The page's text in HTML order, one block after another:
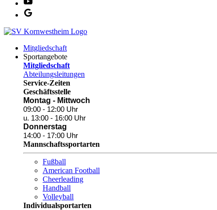
Mitgliedschaft
Sportangebote
Mitgliedschaft
Abteilungsleitungen
Service-Zeiten
Geschäftsstelle
Montag - Mittwoch
09:00 - 12:00 Uhr
u. 13:00 - 16:00 Uhr
Donnerstag
14:00 - 17:00 Uhr
Mannschaftssportarten
Fußball
American Football
Cheerleading
Handball
Volleyball
Individualsportarten